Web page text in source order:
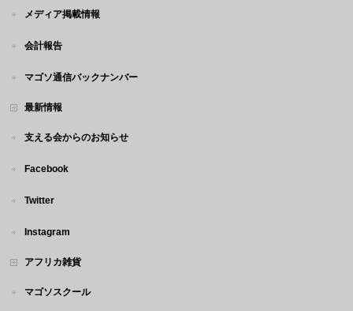
メディア掲載情報
会計報告
マゴソ通信バックナンバー
最新情報
支える会からのお知らせ
Facebook
Twitter
Instagram
アフリカ雑貨
マゴソスクール